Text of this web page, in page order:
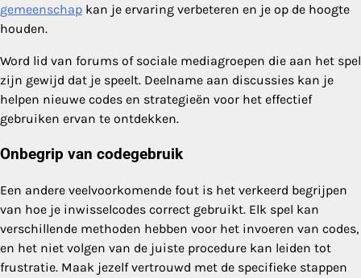
gemeenschap kan je ervaring verbeteren en je op de hoogte
houden.
Word lid van forums of sociale mediagroepen die aan het spel
zijn gewijd dat je speelt. Deelname aan discussies kan je
helpen nieuwe codes en strategieën voor het effectief
gebruiken ervan te ontdekken.
Onbegrip van codegebruik
Een andere veelvoorkomende fout is het verkeerd begrijpen
van hoe je inwisselcodes correct gebruikt. Elk spel kan
verschillende methoden hebben voor het invoeren van codes,
en het niet volgen van de juiste procedure kan leiden tot
frustratie. Maak jezelf vertrouwd met de specifieke stappen